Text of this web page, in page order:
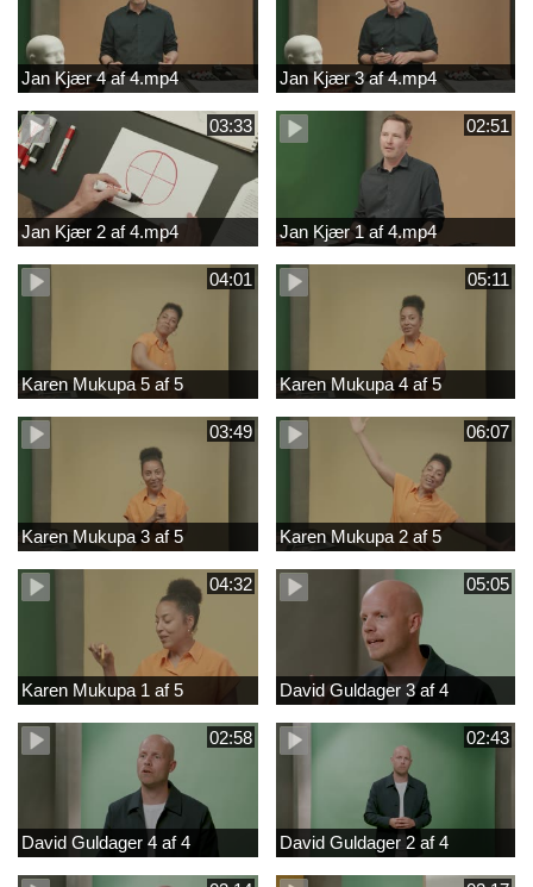
Jan Kjær 4 af 4.mp4 Jan Kjær 3 af 4.mp4
03:33
Jan Kjær 2 af 4.mp4
02:51
Jan Kjær 1 af 4.mp4
04:01
Karen Mukupa 5 af 5
05:11
Karen Mukupa 4 af 5
03:49
Karen Mukupa 3 af 5
06:07
Karen Mukupa 2 af 5
04:32
Karen Mukupa 1 af 5
05:05
David Guldager 3 af 4
02:58
David Guldager 4 af 4
02:43
David Guldager 2 af 4